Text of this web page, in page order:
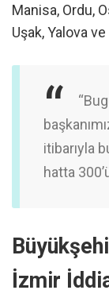
Manisa, Ordu,
Uşak, Yalova
itibarıyla
hatta
İzmir